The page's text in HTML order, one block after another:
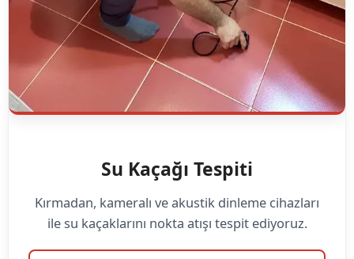
Su Kaçağı Tespiti
Kırmadan, kameralı ve akustik dinleme cihazları
ile su kaçaklarını nokta atışı tespit ediyoruz.